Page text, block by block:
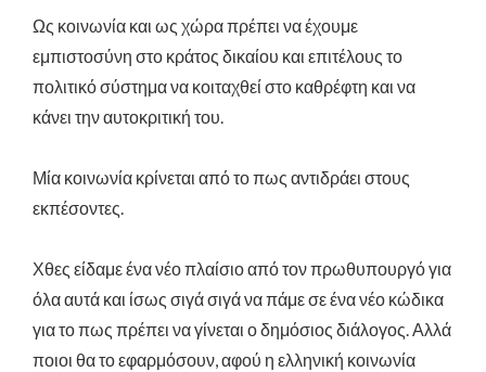
Ως κοινωνία και ως χώρα πρέπει να έχουμε
εμπιστοσύνη στο κράτος δικαίου και επιτέλους το
πολιτικό σύστημα να κοιταχθεί στο καθρέφτη και να
κάνει την αυτοκριτική του.
Μία κοινωνία κρίνεται από το πως αντιδράει στους
εκπέσοντες.
Χθες είδαμε ένα νέο πλαίσιο από τον πρωθυπουργό για
όλα αυτά και ίσως σιγά σιγά να πάμε σε ένα νέο κώδικα
για το πως πρέπει να γίνεται ο δημόσιος διάλογος. Αλλά
ποιοι θα το εφαρμόσουν, αφού η ελληνική κοινωνία